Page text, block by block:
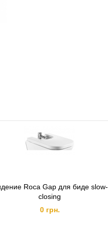
Roca Gap для биде slow-
closing
0 грн.